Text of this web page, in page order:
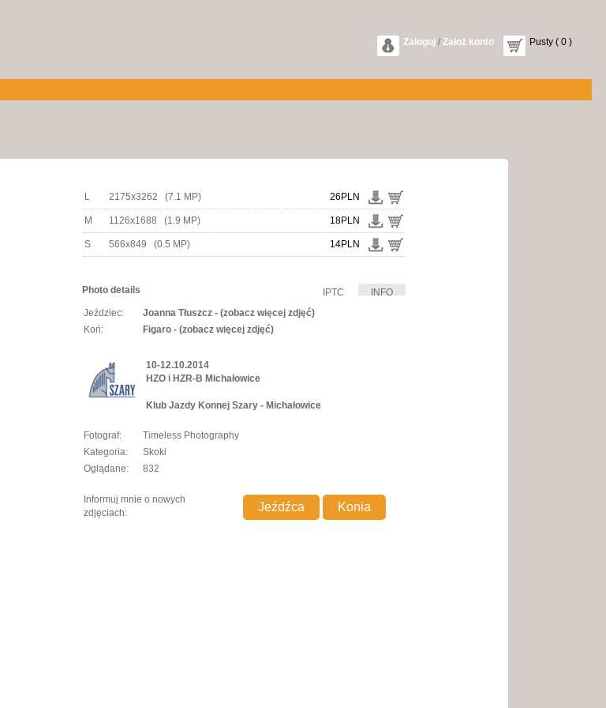
Zaloguj / Założ konto Pusty ( 0 )
L 2175x3262 (7.1 MP) 26PLN
M 1126x1688 (1.9 MP) 18PLN
S 566x849 (0.5 MP) 14PLN
Photo details INFO
IPTC
Jeździec:
Joanna Tłuszcz - (zobacz więcej zdjęć)
Koń:
Figaro - (zobacz więcej zdjęć)
10-12.10.2014
HZO i HZR-B Michałowice
Klub Jazdy Konnej Szary - Michałowice
Fotograf:
Timeless Photography
Kategoria:
Skoki
Oglądane:
832
Informuj mnie o nowych
zdjęciach: